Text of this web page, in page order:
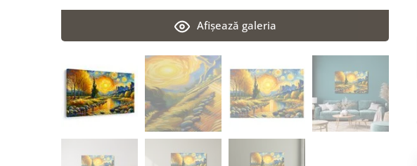
Afişează galeria